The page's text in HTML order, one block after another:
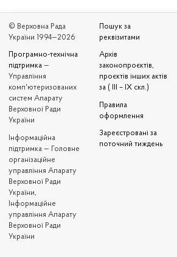
© Верховна Рада
України 1994—2026
Програмно-технічна
підтримка —
Управління
комп'ютеризованих
систем Апарату
Верховної Ради
України
Iнформаційна
підтримка — Головне
організаційне
управління Апарату
Верховної Ради
України,
Інформаційне
управління Апарату
Верховної Ради
України
Пошук за
реквізитами
Архів
законопроєктів,
проєктів інших актів
за ( III – IX скл.)
Правила
оформлення
Зареєстровані за
поточний тиждень